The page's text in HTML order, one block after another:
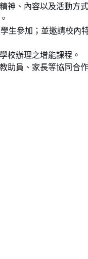
神、內容以及活動方
生參加；並邀請校內
校辦理之增能課程。
助員、家長等協同合